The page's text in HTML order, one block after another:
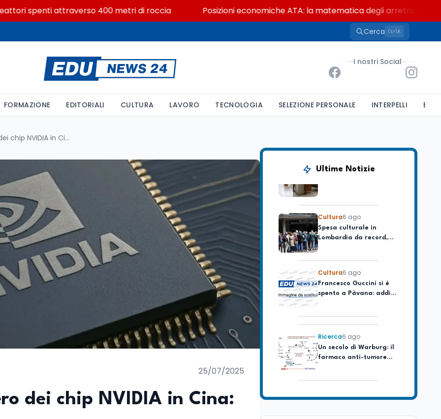
attraverso 400 metri di roccia Posizioni economiche ATA: la matematica degli arretrati fino a 4.150
Cerca CtrlK
I nostri Social
FORMAZIONE EDITORIALI CULTURA LAVORO TECNOLOGIA SELEZIONE PERSONALE INTERPELLI
Boom del mercato nero dei chip NVIDIA in Cina: oltre 1 miliardo
25/07/2025
dei chip NVIDIA in Cina:
Ultime Notizie
6 ago
che accende la glicolisi
ATA: la matematica
Lombardia da record,
ma la voragine Nord-
Sud triplica
spento a Pàvana: addio
al Maestrone
farmaco anti-tumore
che accende la glicolisi
reattori spenti
roccia